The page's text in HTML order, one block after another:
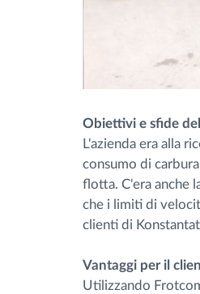
Obiettivi e sfide
L'azienda era alla
consumo di
flotta. C'era anche
che i limiti di
clienti di
Vantaggi per il
Utilizzando